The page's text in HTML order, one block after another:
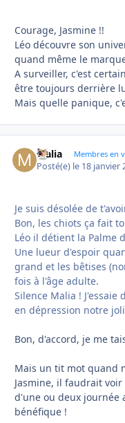
Courage, Jasmine !!
Léo découvre son
quand même le
A surveiller, c'est
être toujours derrière
Mais quelle panique,
Malia Membres en
Posté(e) le 18 janvier
Je suis désolée de
Bon, les chiots ça fait
Léo il détient la Palme
Une lueur d'espoir
grand et les bêtises
fois à l'âge adulte.
Silence Malia !
en dépression notre
Bon, d'accord, je me
Mais un tit mot quand
Jasmine, il faudrait
d'une ou deux journée
bénéfique !